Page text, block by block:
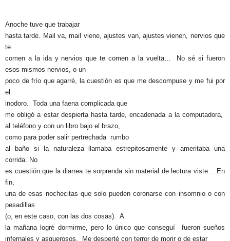
Anoche tuve que trabajar
hasta tarde. Mail va, mail viene, ajustes van, ajustes vienen, nervios que
te
comen a la ida y nervios que te comen a la vuelta…
No sé si fueron
esos mismos nervios, o un
poco de frío que agarré, la cuestión es que me descompuse y me fui por
el
inodoro.
Toda una faena complicada que
me obligó a estar despierta hasta tarde, encadenada a la computadora,
al teléfono y con un libro bajo el brazo,
como para poder salir pertrechada rumbo
al baño si la naturaleza llamaba estrepitosamente y ameritaba una
corrida. No
es cuestión que la diarrea te sorprenda sin material de lectura viste… En
fin,
una de esas nochecitas que solo pueden coronarse con insomnio o con
pesadillas
(o, en este caso, con las dos cosas).
A
la mañana logré dormirme, pero lo único que conseguí
fueron sueños
infernales y asquerosos.
Me desperté con terror de morir o de estar